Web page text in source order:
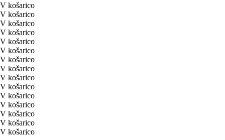
V košarico
V košarico
V košarico
V košarico
V košarico
V košarico
V košarico
V košarico
V košarico
V košarico
V košarico
V košarico
V košarico
V košarico
V košarico